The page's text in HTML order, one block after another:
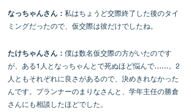
なっちゃんさん： 私はちょうど交際終了した後のタイ
ミングだったので、仮交際は彼だけでしたね。
たけちゃんさん： 僕は数名仮交際の方がいたのです
が、ある1人となっちゃんとで死ぬほど悩んで……。2
人ともそれぞれに良さがあるので、決めきれなかった
んです。プランナーのまりなさんと、学年主任の勝倉
さんにも相談したほどでした。